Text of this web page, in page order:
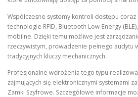
Współczesne systemy kontroli dostępu
technologie RFID, Bluetooth Low Energy
mobilne. Dzięki temu możliwe jest
rzeczywistym, prowadzenie pełnego audytu
tradycyjnych kluczy mechanicznych.
Profesjonalne wdrożenia tego typu
zajmujących się elektronicznymi systemami
Zamki Szyfrowe. Szczegółowe informacje